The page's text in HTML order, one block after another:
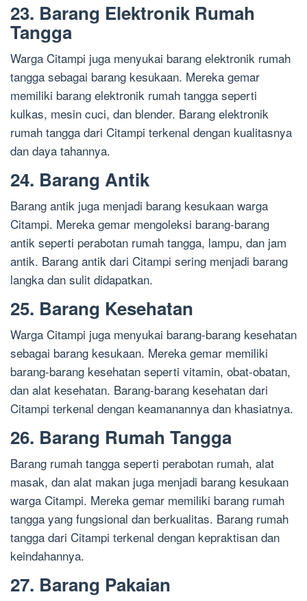
23. Barang Elektronik Rumah
Tangga
Warga Citampi juga menyukai barang elektronik rumah
tangga sebagai barang kesukaan. Mereka gemar
memiliki barang elektronik rumah tangga seperti
kulkas, mesin cuci, dan blender. Barang elektronik
rumah tangga dari Citampi terkenal dengan kualitasnya
dan daya tahannya.
24. Barang Antik
Barang antik juga menjadi barang kesukaan warga
Citampi. Mereka gemar mengoleksi barang-barang
antik seperti perabotan rumah tangga, lampu, dan jam
antik. Barang antik dari Citampi sering menjadi barang
langka dan sulit didapatkan.
25. Barang Kesehatan
Warga Citampi juga menyukai barang-barang kesehatan
sebagai barang kesukaan. Mereka gemar memiliki
barang-barang kesehatan seperti vitamin, obat-obatan,
dan alat kesehatan. Barang-barang kesehatan dari
Citampi terkenal dengan keamanannya dan khasiatnya.
26. Barang Rumah Tangga
Barang rumah tangga seperti perabotan rumah, alat
masak, dan alat makan juga menjadi barang kesukaan
warga Citampi. Mereka gemar memiliki barang rumah
tangga yang fungsional dan berkualitas. Barang rumah
tangga dari Citampi terkenal dengan kepraktisan dan
keindahannya.
27. Barang Pakaian